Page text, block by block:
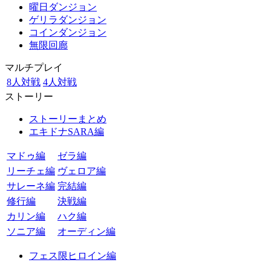
曜日ダンジョン
ゲリラダンジョン
コインダンジョン
無限回廊
マルチプレイ
8人対戦 4人対戦
ストーリー
ストーリーまとめ
エキドナSARA編
マドゥ編
ゼラ編
リーチェ編 ヴェロア編
サレーネ編 完結編
修行編
決戦編
カリン編
ハク編
ソニア編
オーディン編
フェス限ヒロイン編